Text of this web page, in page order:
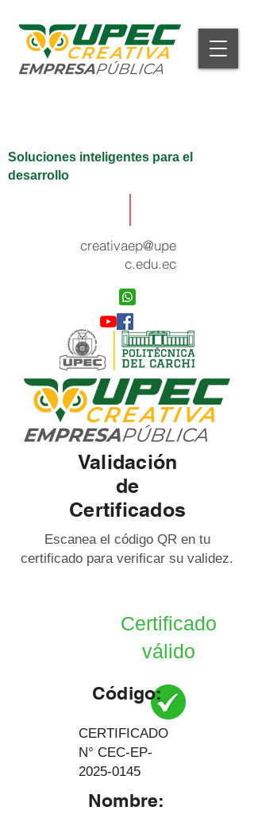
Soluciones inteligentes para el
desarrollo
creativaep@upe
c.edu.ec
Validación
de
Certificados
Escanea el código QR en tu
certificado para verificar su validez.
Certificado
válido
Código:
CERTIFICADO
N° CEC-EP-
2025-0145
Nombre: